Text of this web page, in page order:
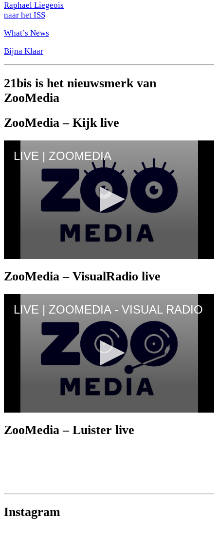
Raphael Liegeois
naar het ISS
What’s News
Bijna Klaar
21bis is het nieuwsmerk van
ZooMedia
ZooMedia – Kijk live
ZooMedia – VisualRadio live
ZooMedia – Luister live
Instagram